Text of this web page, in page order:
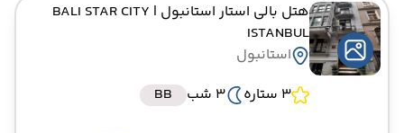
هتل بالی استار استانبول | BALI STAR CITY
ISTANBUL
استانبول
3 ستاره
3 شب BB